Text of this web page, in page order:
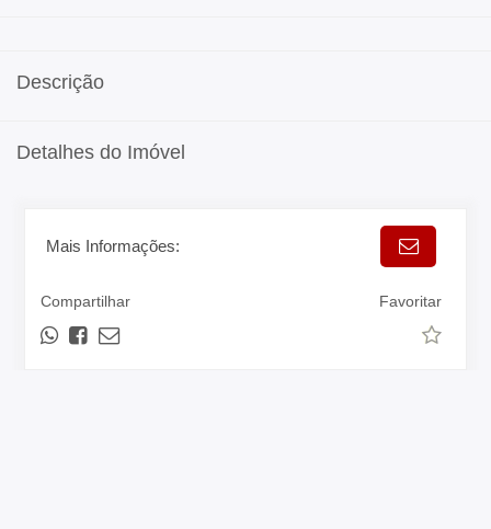
Descrição
Detalhes do Imóvel
Mais Informações:
Compartilhar Favoritar